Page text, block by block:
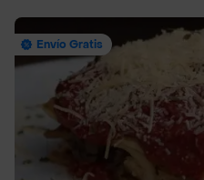
Envío Gratis